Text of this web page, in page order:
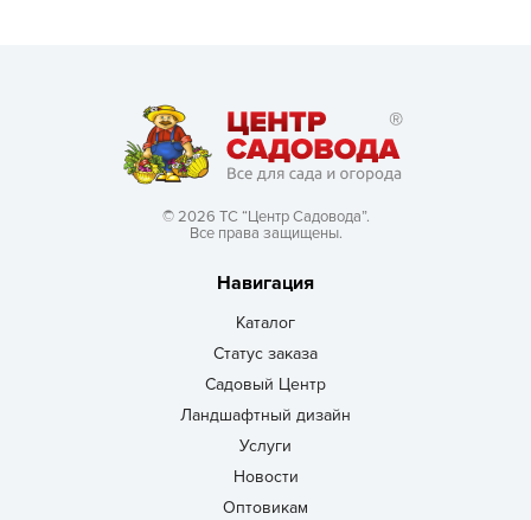
© 2026 ТС “Центр Садовода”.
Все права защищены.
Навигация
Каталог
Статус заказа
Садовый Центр
Ландшафтный дизайн
Услуги
Новости
Оптовикам